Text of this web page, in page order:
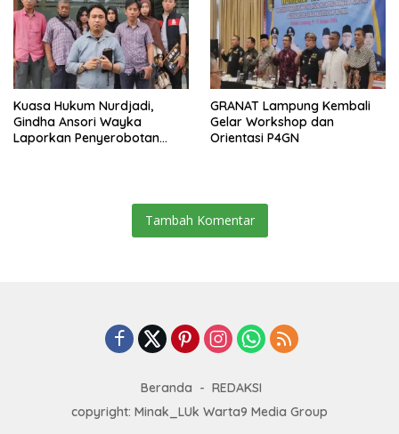
Kuasa Hukum Nurdjadi,
Gindha Ansori Wayka
Laporkan Penyerobotan
GRANAT Lampung Kembali
Gelar Workshop dan
Orientasi P4GN
Tambah Komentar
Beranda
REDAKSI
copyright: Minak_LUk Warta9 Media Group